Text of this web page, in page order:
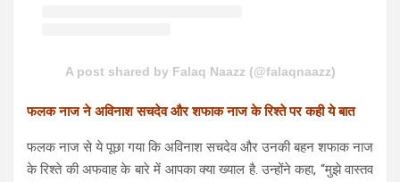
A post shared by Falaq Naazz (@falaqnaazz)
फलक नाज ने अविनाश सचदेव और शफाक नाज के रिश्ते पर कही ये बात
फलक नाज से ये पूछा गया कि अविनाश सचदेव और उनकी बहन शफाक नाज
के रिश्ते की अफवाह के बारे में आपका क्या ख्याल है. उन्होंने कहा, “मुझे वास्तव